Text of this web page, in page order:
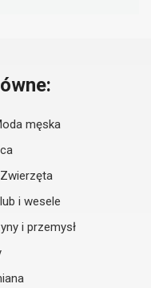
męska
Zwierzęta
i wesele
i przemysł